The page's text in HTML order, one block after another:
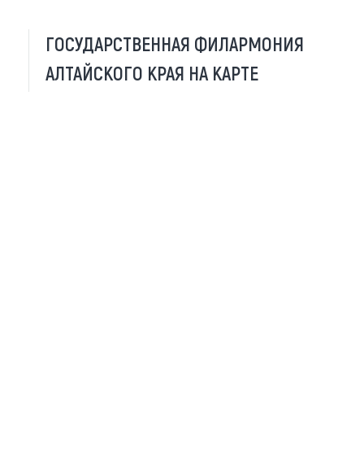
ГОСУДАРСТВЕННАЯ ФИЛАРМОНИЯ
АЛТАЙСКОГО КРАЯ НА КАРТЕ